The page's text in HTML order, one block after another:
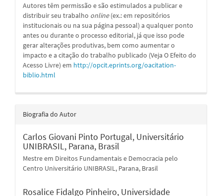
Autores têm permissão e são estimulados a publicar e
distribuir seu trabalho online(ex.: em repositórios
institucionais ou na sua página pessoal) a qualquer ponto
antes ou durante o processo editorial, já que isso pode
gerar alterações produtivas, bem como aumentar o
impacto e a citação do trabalho publicado (Veja O Efeito do
Acesso Livre) em http://opcit.eprints.org/oacitation-
biblio.html
Biografia do Autor
Carlos Giovani Pinto Portugal, Universitário
UNIBRASIL, Parana, Brasil
Mestre em Direitos Fundamentais e Democracia pelo
Centro Universitário UNIBRASIL, Parana, Brasil
Rosalice Fidalgo Pinheiro, Universidade